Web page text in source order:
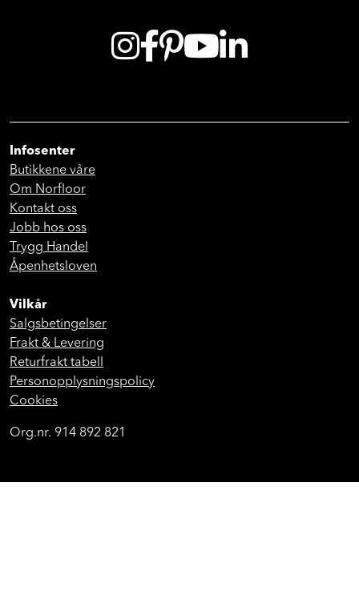
Infosenter
Butikkene våre
Om Norfloor
Kontakt oss
Jobb hos oss
Trygg Handel
Åpenhetsloven
Vilkår
Salgsbetingelser
Frakt & Levering
Returfrakt tabell
Personopplysningspolicy
Cookies
Org.nr. 914 892 821